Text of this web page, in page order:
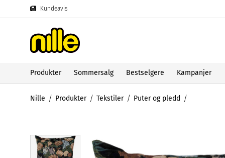
Kundeavis
Produkter Sommersalg Bestselgere Kampanjer
Nille Produkter Tekstiler Puter og pledd